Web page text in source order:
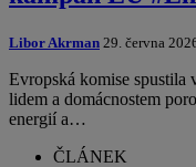
Libor Akrman 29. června
Evropská komise spustila
lidem a domácnostem
energií a…
ČLÁNEK